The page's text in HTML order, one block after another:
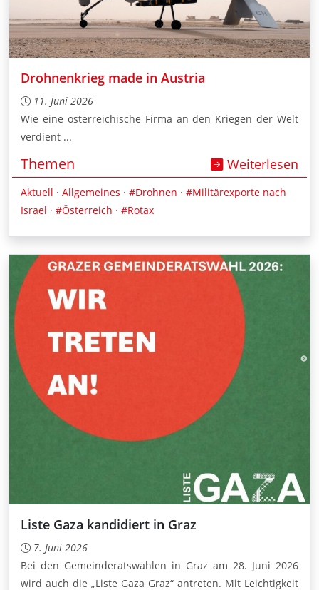
Drohnenkrieg made in Austria
11. Juni 2026
Wie eine österreichische Firma an den Kriegen der Welt
verdient ...
Themen Weiterlesen
Aktuell · Allgemeines · #Drohnen · #Militärexporte nach
Israel · #Österreich · #Rotax
Liste Gaza kandidiert in Graz
7. Juni 2026
Bei den Gemeinderatswahlen in Graz am 28. Juni 2026
wird auch die „Liste Gaza Graz“ antreten. Mit Leichtigkeit